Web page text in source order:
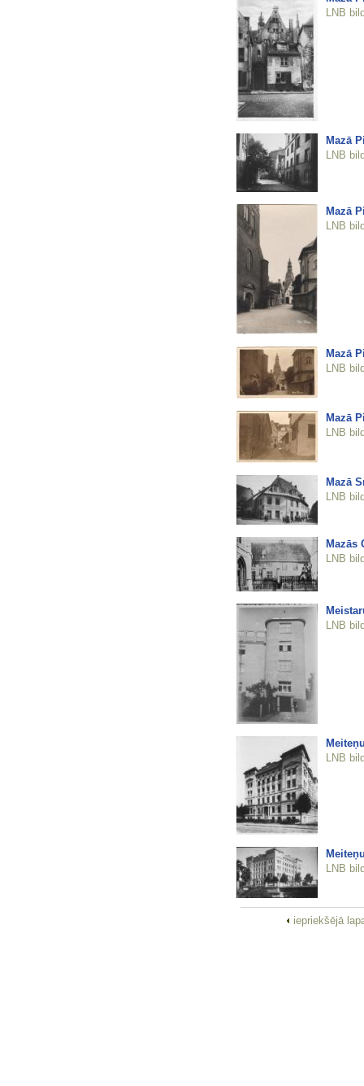
LNB
Mazā
LNB
Mazā
LNB
Mazā
LNB
Mazā
LNB
Mazā
LNB
Mazās
LNB
LNB
LNB
LNB
iepriekšējā